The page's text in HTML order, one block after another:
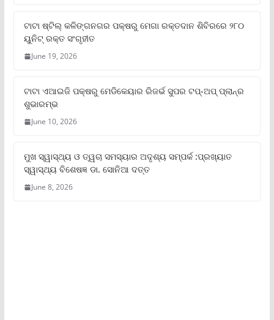
ଟାଟା ଷ୍ଟିଲ୍‌ କଳିଙ୍ଗନଗର ପକ୍ଷରୁ ମେଗା ରକ୍ତଦାନ ଶିବିରରେ ୨୮୦
ୟୁନିଟ୍‌ ରକ୍ତ ସଂଗୃହୀତ
June 19, 2026
ଟାଟା ଏଆଇଜି ପକ୍ଷରୁ ମେଡିକେୟାର ରିଜର୍ଭ ସୁପର ଟପ୍‌-ଅପ୍ ପ୍ଲାନ୍‌ର
ଶୁଭାରମ୍ଭ
June 10, 2026
ମୁଖ ସ୍ୱାସ୍ଥ୍ୟ ଓ ତ୍ୱଚା ସମସ୍ୟାର ଅଦୃଶ୍ୟ ସମ୍ପର୍କ :ପ୍ରଖ୍ୟାତ
ସ୍ୱାସ୍ଥ୍ୟ ବିଶେଷଜ୍ଞ ଡା. ସୋନିଆ ଦତ୍ତ
June 8, 2026